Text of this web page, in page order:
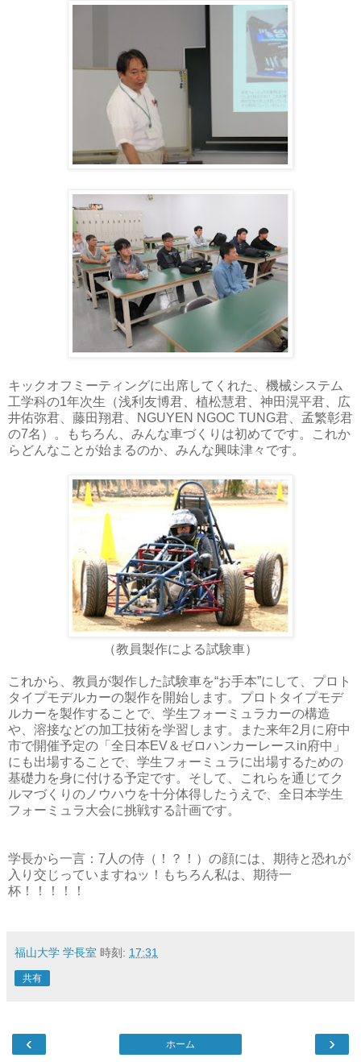
キックオフミーティングに出席してくれた、機械システム
工学科の1年次生（浅利友博君、植松慧君、神田滉平君、広
井佑弥君、藤田翔君、NGUYEN NGOC TUNG君、孟繁彰君
の7名）。もちろん、みんな車づくりは初めてです。これか
らどんなことが始まるのか、みんな興味津々です。
（教員製作による試験車）
これから、教員が製作した試験車を“お手本”にして、プロト
タイプモデルカーの製作を開始します。プロトタイプモデ
ルカーを製作することで、学生フォーミュラカーの構造
や、溶接などの加工技術を学習します。また来年2月に府中
市で開催予定の「全日本EV＆ゼロハンカーレースin府中」
にも出場することで、学生フォーミュラに出場するための
基礎力を身に付ける予定です。そして、これらを通じてク
ルマづくりのノウハウを十分体得したうえで、全日本学生
フォーミュラ大会に挑戦する計画です。
学長から一言：7人の侍（！？！）の顔には、期待と恐れが
入り交じっていますねッ！もちろん私は、期待一
杯！！！！！
福山大学 学長室 時刻: 17:31
共有
‹ ›
ホーム